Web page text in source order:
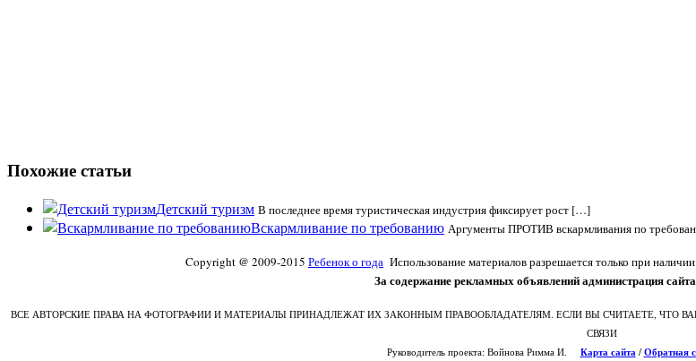
Похожие статьи
Детский туризм В последнее время туристическая индустрия фиксирует рост […]
Вскармливание по требованию Аргументы ПРОТИВ вскармливания по
Copyright @ 2009-2015 Ребенок о года Использование материалов разрешается только при
За содержание рекламных объявлений администрация сайта
ВСЕ АВТОРСКИЕ ПРАВА НА ФОТОГРАФИИ И МАТЕРИАЛЫ ПРИНАДЛЕЖАТ ИХ ЗАКОННЫМ ПРАВООБЛАДАТЕЛЯМ. ЕСЛИ ВЫ СЧИТАЕТЕ, ЧТО
СВЯЗИ
Руководитель проекта: Войнова Римма И. Карта сайта/ Обратная